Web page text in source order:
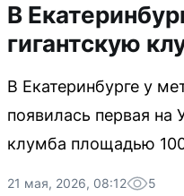
В
гигантскую
В Екатеринбурге у
появилась первая на
клумба площадью
21 мая, 2026, 08:12 5